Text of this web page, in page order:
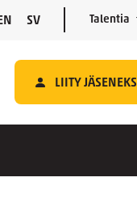
SV Talentia
LIITY JÄSENEKSI